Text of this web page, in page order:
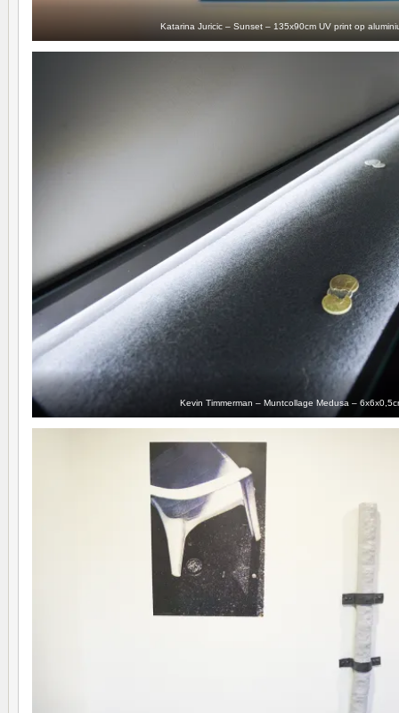
Katarina Juricic – Sunset – 135x90cm UV print op
Kevin Timmerman – Muntcollage Medusa –